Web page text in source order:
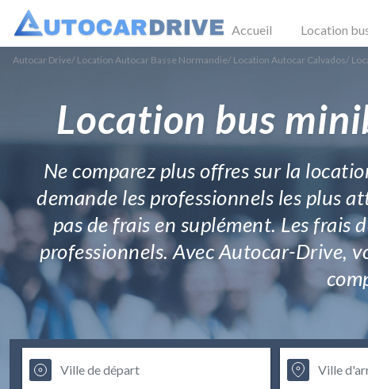
Accueil Location
Autocar Drive/ Location Autocar Basse Normandie/ Location Autocar Calvados/
Location bus
Ne comparez plus offres sur la
demande les professionnels les plus
pas de frais en suplément. Les frais
professionnels. Avec Autocar-Drive,